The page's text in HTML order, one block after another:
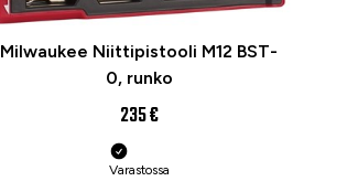
Milwaukee Niittipistooli M12 BST-
0, runko
235 €
Varastossa